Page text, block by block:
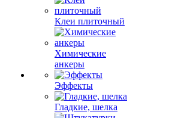
Клеи плиточный
Химические
анкеры
Эффекты
Гладкие, шелка